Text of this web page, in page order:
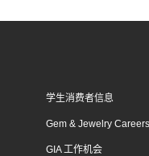
学生消费者信息
Gem & Jewelry Careers
GIA 工作机会